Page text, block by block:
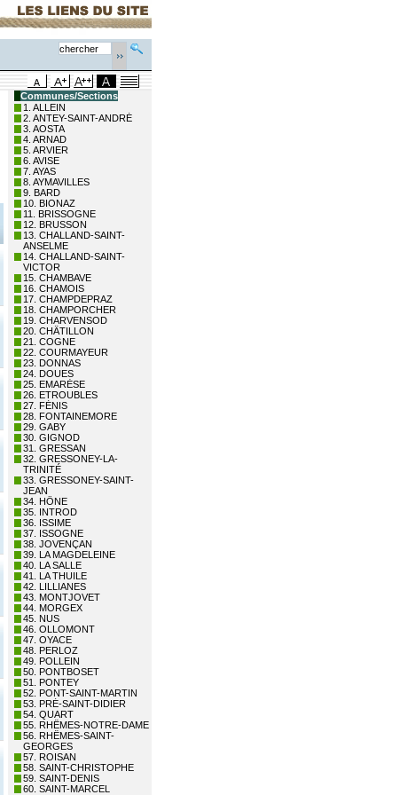
Communes/Sections
1. ALLEIN
2. ANTEY-SAINT-ANDRÉ
3. AOSTA
4. ARNAD
5. ARVIER
6. AVISE
7. AYAS
8. AYMAVILLES
9. BARD
10. BIONAZ
11. BRISSOGNE
12. BRUSSON
13. CHALLAND-SAINT-
ANSELME
14. CHALLAND-SAINT-
VICTOR
15. CHAMBAVE
16. CHAMOIS
17. CHAMPDEPRAZ
18. CHAMPORCHER
19. CHARVENSOD
20. CHÂTILLON
21. COGNE
22. COURMAYEUR
23. DONNAS
24. DOUES
25. EMARÈSE
26. ETROUBLES
27. FÉNIS
28. FONTAINEMORE
29. GABY
30. GIGNOD
31. GRESSAN
32. GRESSONEY-LA-
TRINITÉ
33. GRESSONEY-SAINT-
JEAN
34. HÔNE
35. INTROD
36. ISSIME
37. ISSOGNE
38. JOVENÇAN
39. LA MAGDELEINE
40. LA SALLE
41. LA THUILE
42. LILLIANES
43. MONTJOVET
44. MORGEX
45. NUS
46. OLLOMONT
47. OYACE
48. PERLOZ
49. POLLEIN
50. PONTBOSET
51. PONTEY
52. PONT-SAINT-MARTIN
53. PRÉ-SAINT-DIDIER
54. QUART
55. RHÊMES-NOTRE-DAME
56. RHÊMES-SAINT-
GEORGES
57. ROISAN
58. SAINT-CHRISTOPHE
59. SAINT-DENIS
60. SAINT-MARCEL